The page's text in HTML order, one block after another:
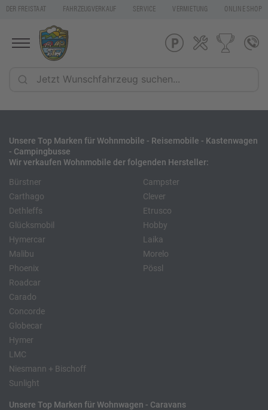
DER FREISTAAT FAHRZEUGVERKAUF SERVICE VERMIETUNG ONLINE SHOP
Unsere Top Marken für Wohnmobile - Reisemobile - Kastenwagen
- Campingbusse
Wir verkaufen Wohnmobile der folgenden Hersteller:
Bürstner
Carthago
Dethleffs
Glücksmobil
Hymercar
Malibu
Phoenix
Roadcar
Campster
Clever
Etrusco
Hobby
Laika
Morelo
Pössl
Carado
Concorde
Globecar
Hymer
LMC
Niesmann + Bischoff
Sunlight
Unsere Top Marken für Wohnwagen - Caravans